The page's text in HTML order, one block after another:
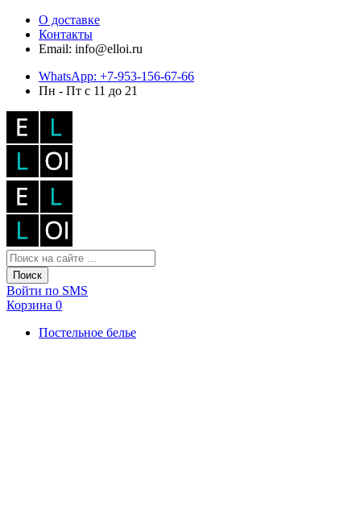
О доставке
Контакты
Email: info@elloi.ru
WhatsApp: +7-953-156-67-66
Пн - Пт с 11 до 21
Поиск
Войти по SMS
Корзина 0
Постельное белье